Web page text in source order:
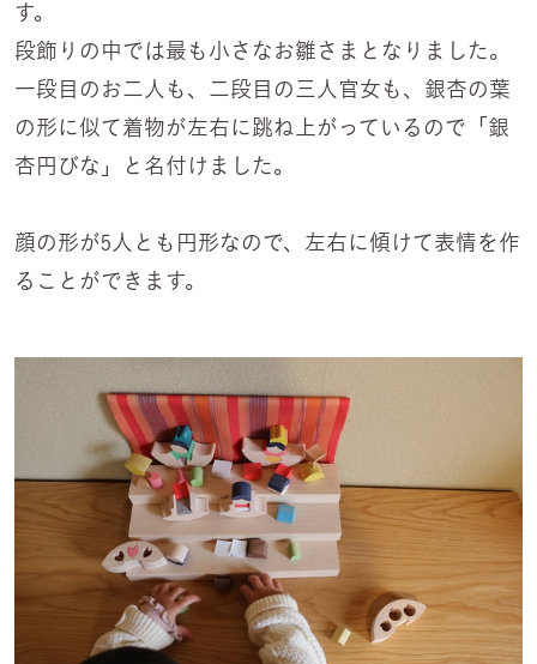
す。
段飾りの中では最も小さなお雛さまとなりました。
一段目のお二人も、二段目の三人官女も、銀杏の葉
の形に似て着物が左右に跳ね上がっているので「銀
杏円びな」と名付けました。
顔の形が5人とも円形なので、左右に傾けて表情を作
ることができます。